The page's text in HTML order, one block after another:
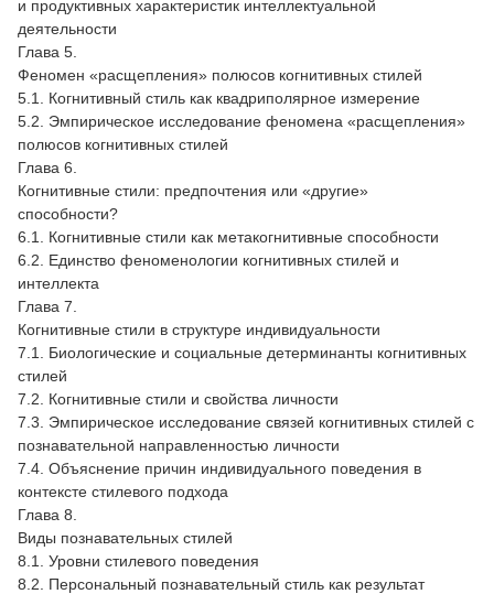
и продуктивных характеристик интеллектуальной
деятельности
Глава 5.
Феномен «расщепления» полюсов когнитивных стилей
5.1. Когнитивный стиль как квадриполярное измерение
5.2. Эмпирическое исследование феномена «расщепления»
полюсов когнитивных стилей
Глава 6.
Когнитивные стили: предпочтения или «другие»
способности?
6.1. Когнитивные стили как метакогнитивные способности
6.2. Единство феноменологии когнитивных стилей и
интеллекта
Глава 7.
Когнитивные стили в структуре индивидуальности
7.1. Биологические и социальные детерминанты когнитивных
стилей
7.2. Когнитивные стили и свойства личности
7.3. Эмпирическое исследование связей когнитивных стилей с
познавательной направленностью личности
7.4. Объяснение причин индивидуального поведения в
контексте стилевого подхода
Глава 8.
Виды познавательных стилей
8.1. Уровни стилевого поведения
8.2. Персональный познавательный стиль как результат